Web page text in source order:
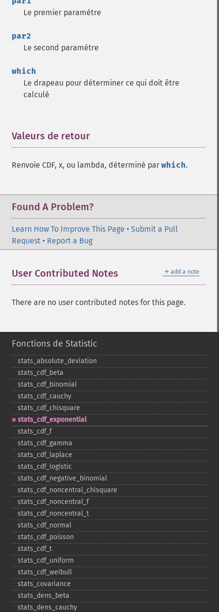
Le premier paramètre
par2
Le second paramètre
which
Le drapeau pour déterminer ce qui doit être
calculé
Valeurs de retour
Renvoie CDF, x, ou lambda, déterminé par which.
Found A Problem?
Learn How To Improve This Page • Submit a Pull
Request • Report a Bug
＋ add a note
User Contributed Notes
There are no user contributed notes for this page.
Fonctions de Statistic
stats_​absolute_​deviation
stats_​cdf_​beta
stats_​cdf_​binomial
stats_​cdf_​cauchy
stats_​cdf_​chisquare
stats_​cdf_​exponential
stats_​cdf_​f
stats_​cdf_​gamma
stats_​cdf_​laplace
stats_​cdf_​logistic
stats_​cdf_​negative_​binomial
stats_​cdf_​noncentral_​chisquare
stats_​cdf_​noncentral_​f
stats_​cdf_​noncentral_​t
stats_​cdf_​normal
stats_​cdf_​poisson
stats_​cdf_​t
stats_​cdf_​uniform
stats_​cdf_​weibull
stats_​covariance
stats_​dens_​beta
stats_​dens_​cauchy